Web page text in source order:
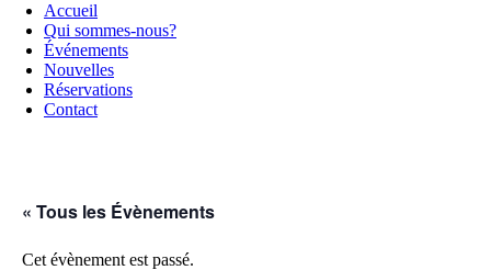
Accueil
Qui sommes-nous?
Événements
Nouvelles
Réservations
Contact
« Tous les Évènements
Cet évènement est passé.